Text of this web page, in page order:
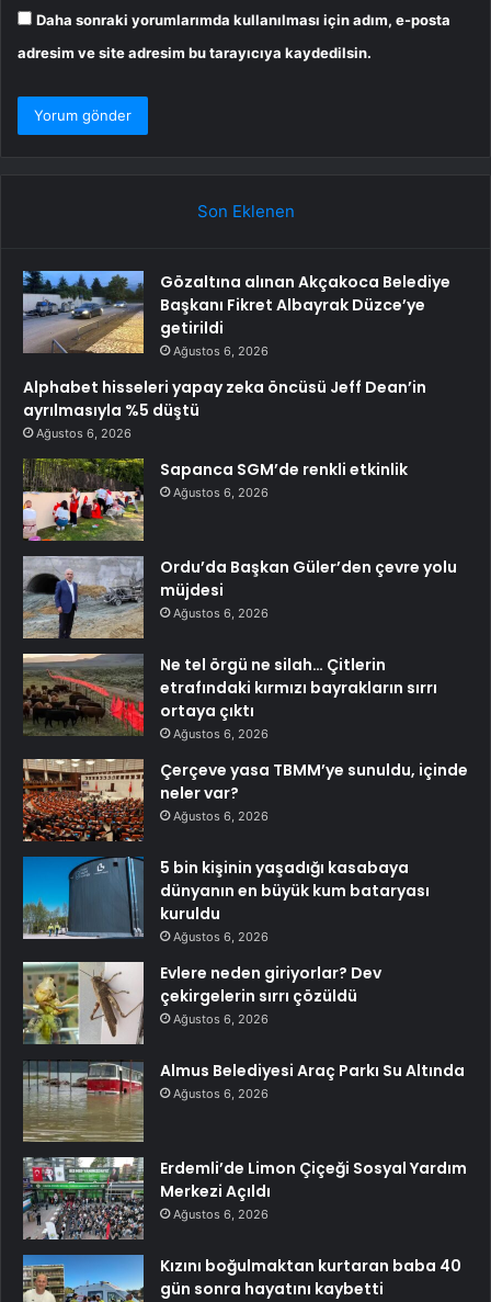
Daha sonraki yorumlarımda kullanılması için adım, e-posta
adresim ve site adresim bu tarayıcıya kaydedilsin.
Son Eklenen
Gözaltına alınan Akçakoca Belediye
Başkanı Fikret Albayrak Düzce’ye
getirildi
Ağustos 6, 2026
Alphabet hisseleri yapay zeka öncüsü Jeff Dean’in
ayrılmasıyla %5 düştü
Ağustos 6, 2026
Sapanca SGM’de renkli etkinlik
Ağustos 6, 2026
Ordu’da Başkan Güler’den çevre yolu
müjdesi
Ağustos 6, 2026
Ne tel örgü ne silah… Çitlerin
etrafındaki kırmızı bayrakların sırrı
ortaya çıktı
Ağustos 6, 2026
Çerçeve yasa TBMM’ye sunuldu, içinde
neler var?
Ağustos 6, 2026
5 bin kişinin yaşadığı kasabaya
dünyanın en büyük kum bataryası
kuruldu
Ağustos 6, 2026
Evlere neden giriyorlar? Dev
çekirgelerin sırrı çözüldü
Ağustos 6, 2026
Almus Belediyesi Araç Parkı Su Altında
Ağustos 6, 2026
Erdemli’de Limon Çiçeği Sosyal Yardım
Merkezi Açıldı
Ağustos 6, 2026
Kızını boğulmaktan kurtaran baba 40
gün sonra hayatını kaybetti